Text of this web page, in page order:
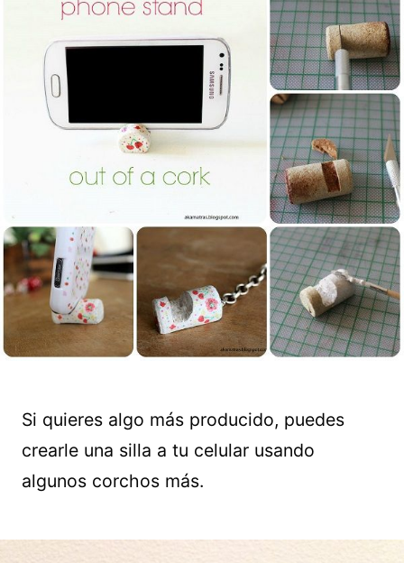
Si quieres algo más producido, puedes
crearle una silla a tu celular usando
algunos corchos más.